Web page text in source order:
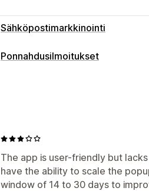
Sähköpostimarkkinointi
Kampanjatyypit
SMS-keräyslista
Segmentointi Tunnisteet
Ponnahdusilmoitukset
Ponnahdusikkunoiden ylläpito
Muokkaustyökalu
Kohdentaminen
Segmentointi
The app is user-friendly but
have the ability to scale the
window of 14 to 30 days to